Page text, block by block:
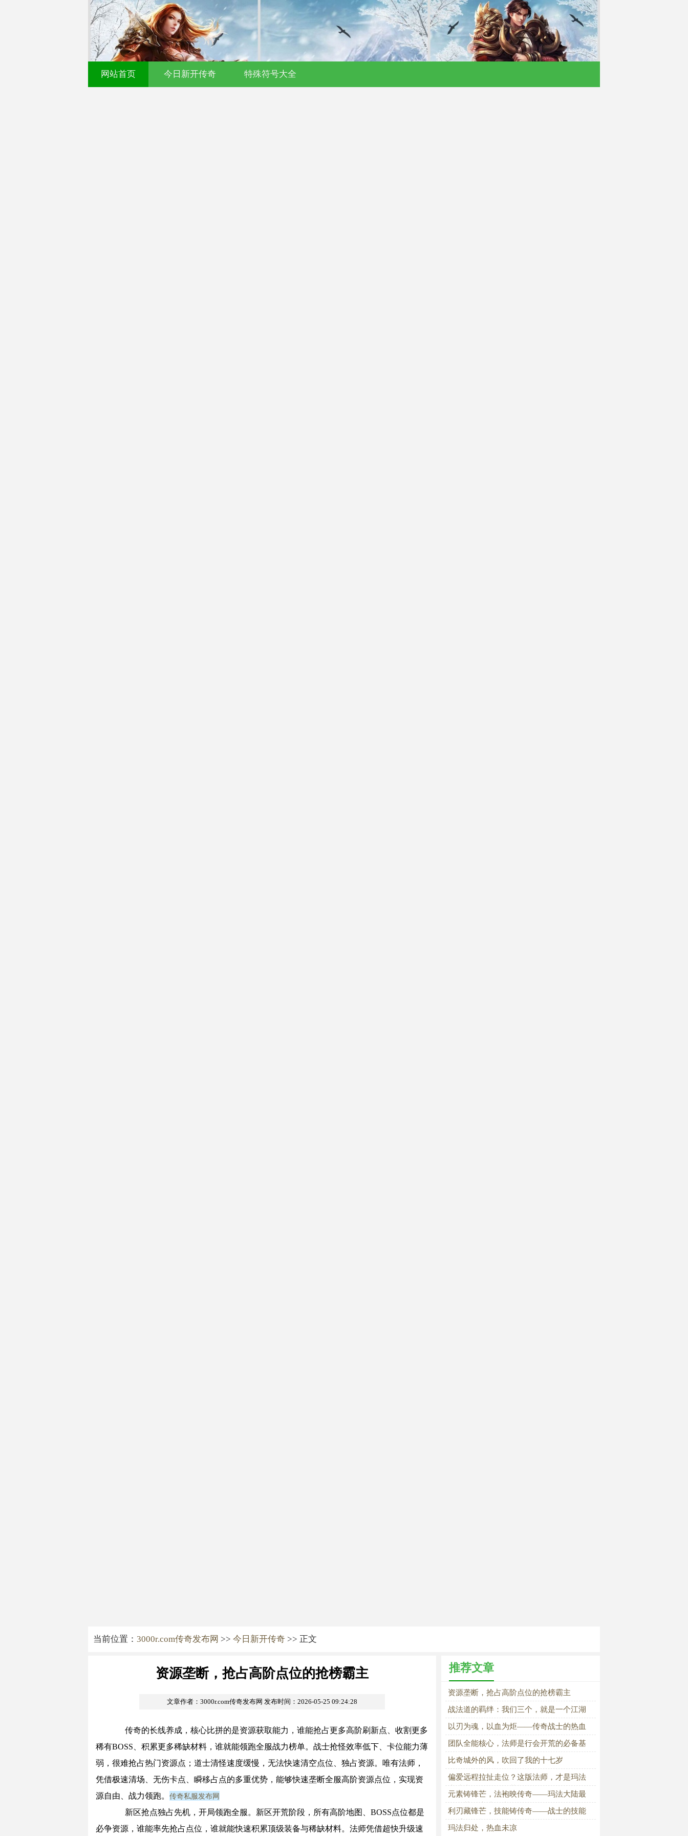
网站首页 今日新开传奇 特殊符号大全
当前位置： 3000r.com传奇发布网 >> 今日新开传奇 >> 正文
资源垄断，抢占高阶点位的抢榜霸主
文章作者：3000r.com传奇发布网 发布时间：2026-05-25 09:24:28
传奇的长线养成，核心比拼的是资源获取能力，谁能抢占更多高阶刷新点、收割更多
稀有BOSS、积累更多稀缺材料，谁就能领跑全服战力榜单。战士抢怪效率低下、卡位能力薄
弱，很难抢占热门资源点；道士清怪速度缓慢，无法快速清空点位、独占资源。唯有法师，
凭借极速清场、无伤卡点、瞬移占点的多重优势，能够快速垄断全服高阶资源点位，实现资
源自由、战力领跑。 传奇私服发布网
新区抢点独占先机，开局领跑全服。新区开荒阶段，所有高阶地图、BOSS点位都是
必争资源，谁能率先抢占点位，谁就能快速积累顶级装备与稀缺材料。法师凭借超快升级速
推荐文章
资源垄断，抢占高阶点位的抢榜霸主
战法道的羁绊：我们三个，就是一个江湖
以刃为魂，以血为炬——传奇战士的热血
征程
团队全能核心，法师是行会开荒的必备基
石
比奇城外的风，吹回了我的十七岁
偏爱远程拉扯走位？这版法师，才是玛法
大陆真正的操作天花板
元素铸锋芒，法袍映传奇——玛法大陆最
具智慧的魔法强者
利刃藏锋芒，技能铸传奇——战士的技能
体系全解析
玛法归处，热血未凉